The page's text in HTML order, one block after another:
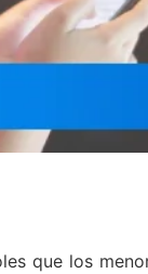
que los